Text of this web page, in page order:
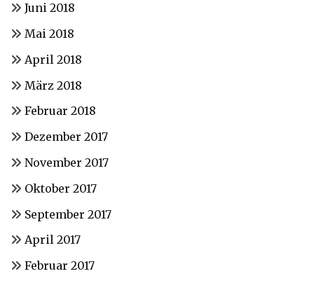
Juni 2018
Mai 2018
April 2018
März 2018
Februar 2018
Dezember 2017
November 2017
Oktober 2017
September 2017
April 2017
Februar 2017